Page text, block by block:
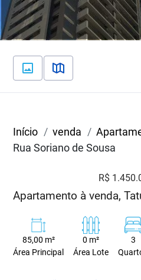
Início venda
Rua Soriano de Sousa
R$
Apartamento à venda,
85,00 m²
Área Principal
0 m²
Área Lote
3